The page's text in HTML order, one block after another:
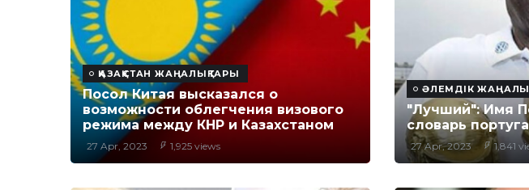
ҚАЗАҚСТАН ЖАҢАЛЫҚТАРЫ
Посол Китая высказался о
возможности облегчения визового
режима между КНР и Казахстаном
27 Apr, 2023 1,925 views
ӘЛЕМДІК
"Лучший": Имя
словарь
27 Apr, 2023 1,841